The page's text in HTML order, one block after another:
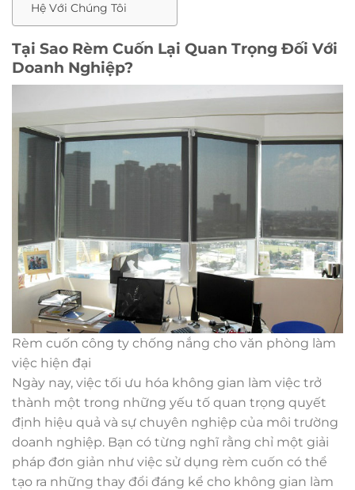
Hệ Với Chúng Tôi
Tại Sao Rèm Cuốn Lại Quan Trọng Đối Với
Doanh Nghiệp?
Rèm cuốn công ty chống nắng cho văn phòng làm
việc hiện đại
Ngày nay, việc tối ưu hóa không gian làm việc trở
thành một trong những yếu tố quan trọng quyết
định hiệu quả và sự chuyên nghiệp của môi trường
doanh nghiệp. Bạn có từng nghĩ rằng chỉ một giải
pháp đơn giản như việc sử dụng rèm cuốn có thể
tạo ra những thay đổi đáng kể cho không gian làm